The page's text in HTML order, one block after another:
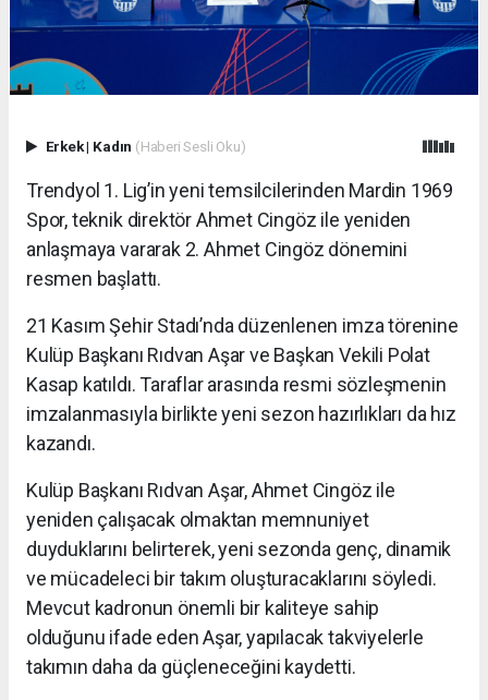
Erkek| Kadın (Haberi Sesli Oku)
Trendyol 1. Lig’in yeni temsilcilerinden Mardin 1969
Spor, teknik direktör Ahmet Cingöz ile yeniden
anlaşmaya vararak 2. Ahmet Cingöz dönemini
resmen başlattı.
21 Kasım Şehir Stadı’nda düzenlenen imza törenine
Kulüp Başkanı Rıdvan Aşar ve Başkan Vekili Polat
Kasap katıldı. Taraflar arasında resmi sözleşmenin
imzalanmasıyla birlikte yeni sezon hazırlıkları da hız
kazandı.
Kulüp Başkanı Rıdvan Aşar, Ahmet Cingöz ile
yeniden çalışacak olmaktan memnuniyet
duyduklarını belirterek, yeni sezonda genç, dinamik
ve mücadeleci bir takım oluşturacaklarını söyledi.
Mevcut kadronun önemli bir kaliteye sahip
olduğunu ifade eden Aşar, yapılacak takviyelerle
takımın daha da güçleneceğini kaydetti.